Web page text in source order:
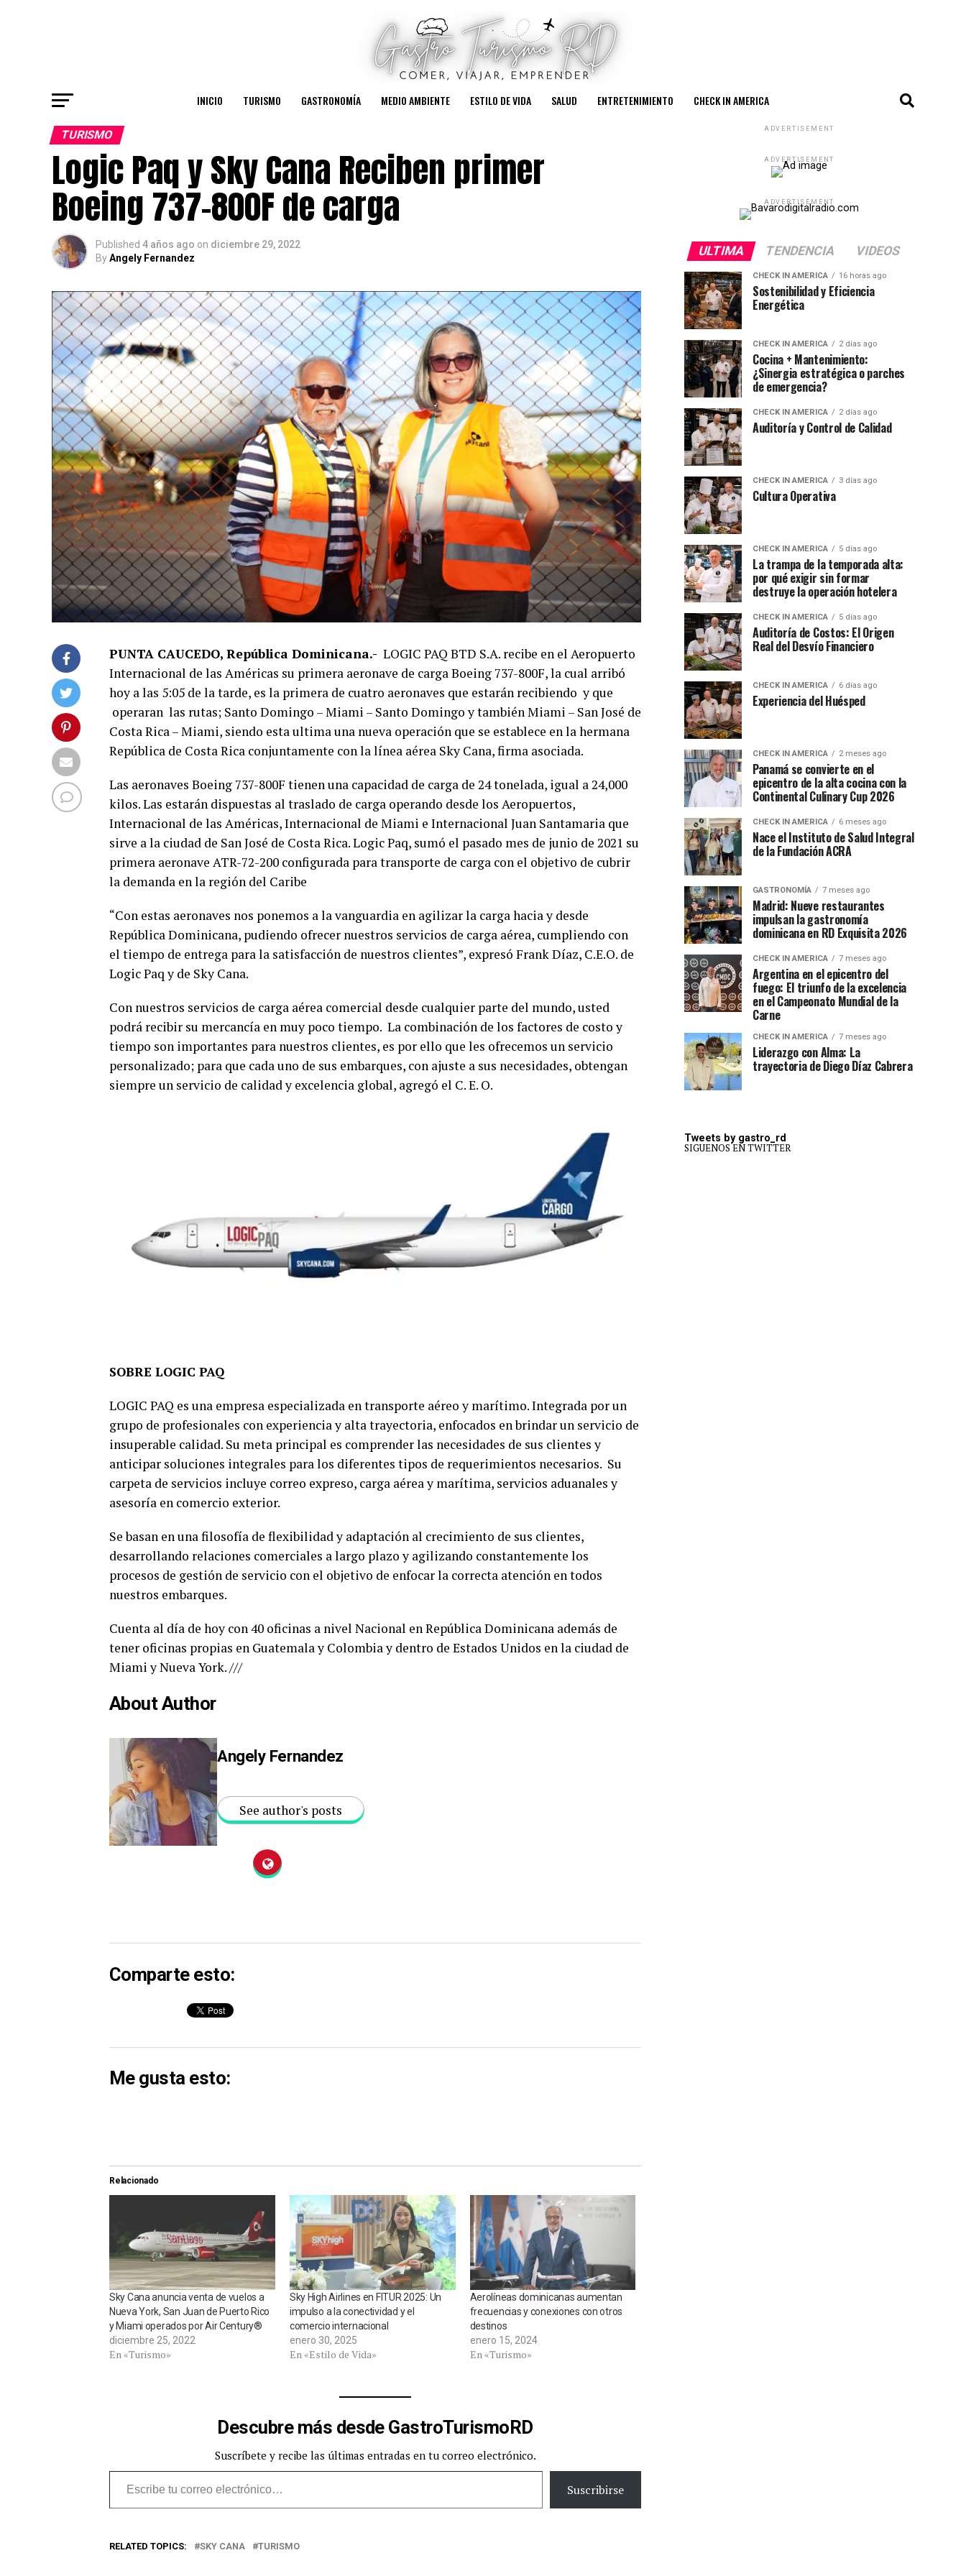
INICIO TURISMO GASTRONOMÍA MEDIO AMBIENTE ESTILO DE VIDA SALUD ENTRETENIMIENTO CHECK IN AMERICA
TURISMO
Logic Paq y Sky Cana Reciben primer
Boeing 737-800F de carga
Published 4 años ago on diciembre 29, 2022
ByAngely Fernandez
PUNTA CAUCEDO, República Dominicana.- LOGIC PAQ BTD S.A. recibe en el Aeropuerto
Internacional de las Américas su primera aeronave de carga Boeing 737-800F, la cual arribó
hoy a las 5:05 de la tarde, es la primera de cuatro aeronaves que estarán recibiendo y que
operaran las rutas; Santo Domingo – Miami – Santo Domingo y también Miami – San José de
Costa Rica – Miami, siendo esta ultima una nueva operación que se establece en la hermana
República de Costa Rica conjuntamente con la línea aérea Sky Cana, firma asociada.
Las aeronaves Boeing 737-800F tienen una capacidad de carga de 24 tonelada, igual a 24,000
kilos. Las estarán dispuestas al traslado de carga operando desde los Aeropuertos,
Internacional de las Américas, Internacional de Miami e Internacional Juan Santamaria que
sirve a la ciudad de San José de Costa Rica. Logic Paq, sumó el pasado mes de junio de 2021 su
primera aeronave ATR-72-200 configurada para transporte de carga con el objetivo de cubrir
la demanda en la región del Caribe
“Con estas aeronaves nos ponemos a la vanguardia en agilizar la carga hacia y desde
República Dominicana, pudiendo ofrecer nuestros servicios de carga aérea, cumpliendo con
el tiempo de entrega para la satisfacción de nuestros clientes”, expresó Frank Díaz, C.E.O. de
Logic Paq y de Sky Cana.
Con nuestros servicios de carga aérea comercial desde cualquier parte del mundo, usted
podrá recibir su mercancía en muy poco tiempo. La combinación de los factores de costo y
tiempo son importantes para nuestros clientes, es por ello que les ofrecemos un servicio
personalizado; para que cada uno de sus embarques, con ajuste a sus necesidades, obtengan
siempre un servicio de calidad y excelencia global, agregó el C. E. O.
SOBRE LOGIC PAQ
LOGIC PAQ es una empresa especializada en transporte aéreo y marítimo. Integrada por un
grupo de profesionales con experiencia y alta trayectoria, enfocados en brindar un servicio de
insuperable calidad. Su meta principal es comprender las necesidades de sus clientes y
anticipar soluciones integrales para los diferentes tipos de requerimientos necesarios. Su
carpeta de servicios incluye correo expreso, carga aérea y marítima, servicios aduanales y
asesoría en comercio exterior.
Se basan en una filosofía de flexibilidad y adaptación al crecimiento de sus clientes,
desarrollando relaciones comerciales a largo plazo y agilizando constantemente los
procesos de gestión de servicio con el objetivo de enfocar la correcta atención en todos
nuestros embarques.
Cuenta al día de hoy con 40 oficinas a nivel Nacional en República Dominicana además de
tener oficinas propias en Guatemala y Colombia y dentro de Estados Unidos en la ciudad de
Miami y Nueva York. ///
About Author
Angely Fernandez
See author's posts
Comparte esto:
Me gusta esto:
Relacionado
Sky Cana anuncia venta de vuelos a
Nueva York, San Juan de Puerto Rico
y Miami operados por Air Century®
diciembre 25, 2022
En «Turismo»
Sky High Airlines en FITUR 2025: Un
impulso a la conectividad y el
comercio internacional
enero 30, 2025
En «Estilo de Vida»
Aerolíneas dominicanas aumentan
frecuencias y conexiones con otros
destinos
enero 15, 2024
En «Turismo»
Descubre más desde GastroTurismoRD
Suscríbete y recibe las últimas entradas en tu correo electrónico.
Escribe tu correo electrónico…
Suscribirse
RELATED TOPICS: SKY CANA TURISMO
ADVERTISEMENT
ADVERTISEMENT
ADVERTISEMENT
ULTIMA TENDENCIA VIDEOS
CHECK IN AMERICA 16 horas ago
Sostenibilidad y Eficiencia
Energética
CHECK IN AMERICA 2 días ago
Cocina + Mantenimiento:
¿Sinergia estratégica o parches
de emergencia?
CHECK IN AMERICA 2 días ago
Auditoría y Control de Calidad
CHECK IN AMERICA 3 días ago
Cultura Operativa
CHECK IN AMERICA 5 días ago
La trampa de la temporada alta:
por qué exigir sin formar
destruye la operación hotelera
CHECK IN AMERICA 5 días ago
Auditoría de Costos: El Origen
Real del Desvío Financiero
CHECK IN AMERICA 6 días ago
Experiencia del Huésped
CHECK IN AMERICA 2 meses ago
Panamá se convierte en el
epicentro de la alta cocina con la
Continental Culinary Cup 2026
CHECK IN AMERICA 6 meses ago
Nace el Instituto de Salud Integral
de la Fundación ACRA
GASTRONOMÍA 7 meses ago
Madrid: Nueve restaurantes
impulsan la gastronomía
dominicana en RD Exquisita 2026
CHECK IN AMERICA 7 meses ago
Argentina en el epicentro del
fuego: El triunfo de la excelencia
en el Campeonato Mundial de la
Carne
CHECK IN AMERICA 7 meses ago
Liderazgo con Alma: La
trayectoria de Diego Díaz Cabrera
Tweets by gastro_rd
SIGUENOS EN TWITTER